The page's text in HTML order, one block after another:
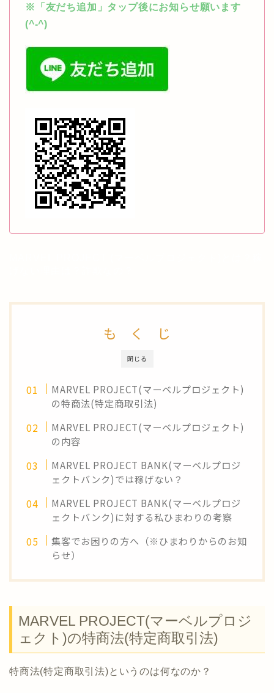
※「友だち追加」タップ後にお知らせ願います
(^-^)
閉じる
も く じ
MARVEL PROJECT(マーベルプロジェクト)
の特商法(特定商取引法)
MARVEL PROJECT(マーベルプロジェクト)
の内容
MARVEL PROJECT BANK(マーベルプロジ
ェクトバンク)では稼げない？
MARVEL PROJECT BANK(マーベルプロジ
ェクトバンク)に対する私ひまわりの考察
集客でお困りの方へ（※ひまわりからのお知
らせ）
MARVEL PROJECT(マーベルプロジ
ェクト)の特商法(特定商取引法)
特商法(特定商取引法)というのは何なのか？